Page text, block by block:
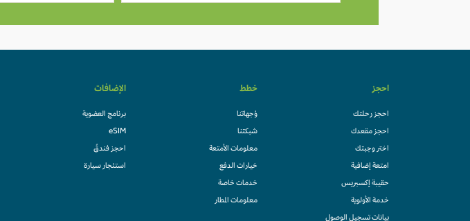
احجز
احجز رحلتك
احجز مقعدك
اختر وجبتك
امتعة إضافية
حقيبة إكسبريس
خدمة الأولوية
بيانات تسجيل الوصول
خطط
وُجهاتنا
شبكتنا
معلومات الأمتعة
خيارات الدفع
خدمات خاصة
معلومات المطار
الإضافات
برنامج العضوية
eSIM
احجز فندقً
استئجار سيارة